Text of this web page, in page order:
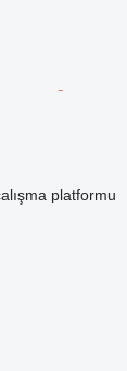
platformu